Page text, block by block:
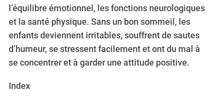
l’équilibre émotionnel, les fonctions neurologiques
et la santé physique. Sans un bon sommeil, les
enfants deviennent irritables, souffrent de sautes
d’humeur, se stressent facilement et ont du mal à
se concentrer et à garder une attitude positive.
Index